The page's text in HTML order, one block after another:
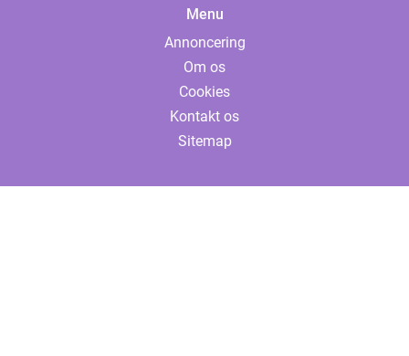
Menu
Annoncering
Om os
Cookies
Kontakt os
Sitemap